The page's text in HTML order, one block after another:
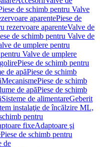
de schimb pentru Valve
aparentePiese de
rezervoare aparenteValve de
de schimb pentru Valve de
de umplere pentru
Valve de umplere
Piese de schimb pentru
de apăPiese de schimb
MecanismePiese de schimb
de apăPiese de schimb
Sisteme de alimentareGeberit
instalaţie de încălzire ML,
pentru
fixeAdaptoare şi
Piese de schimb pentru
de